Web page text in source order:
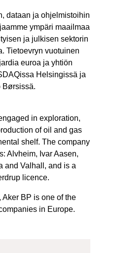
dataan ja ohjelmistoihin
ympäri maailmaa
ja julkisen sektorin
Tietoevryn vuotuinen
euroa ja yhtiön
Helsingissä ja
Børsissä.
in exploration,
of oil and gas
shelf. The company
Alvheim, Ivar Aasen,
and Valhall, and is a
licence.
Aker BP is one of the
in Europe.